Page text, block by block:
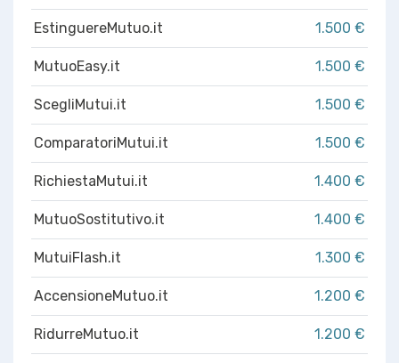
EstinguereMutuo.it 1.500 €
MutuoEasy.it 1.500 €
ScegliMutui.it 1.500 €
ComparatoriMutui.it 1.500 €
RichiestaMutui.it 1.400 €
MutuoSostitutivo.it 1.400 €
MutuiFlash.it 1.300 €
AccensioneMutuo.it 1.200 €
RidurreMutuo.it 1.200 €